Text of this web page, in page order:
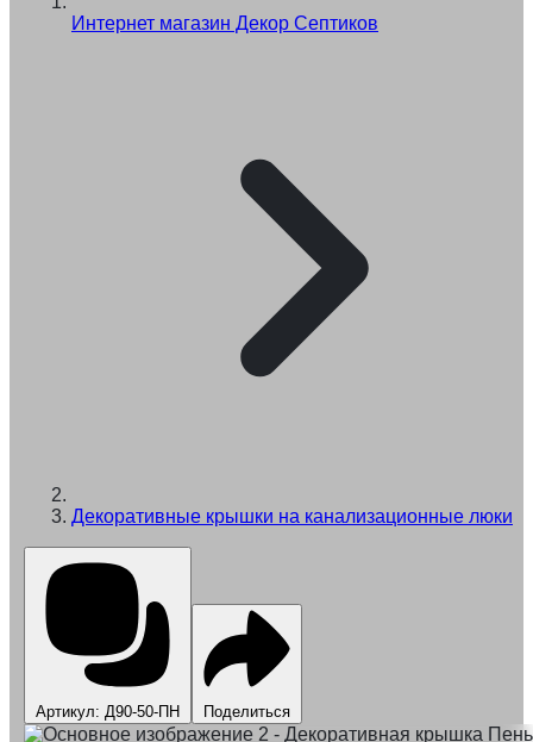
Интернет магазин Декор Септиков
Декоративные крышки на канализационные люки
Артикул: Д90-50-ПН Поделиться